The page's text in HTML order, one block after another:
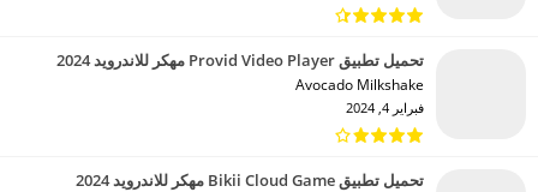
تحميل تطبيق Provid Video Player مهكر للاندرويد 2024
Avocado Milkshake‏
فبراير 4, 2024
تحميل تطبيق Bikii Cloud Game مهكر للاندرويد 2024